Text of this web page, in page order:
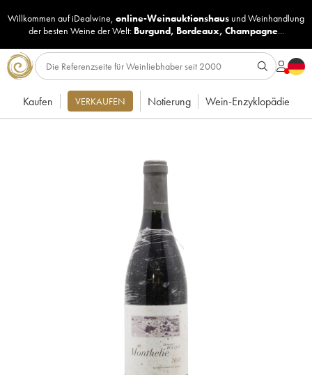
Willkommen auf iDealwine, online-Weinauktionshaus undWeinhandlung
der besten Weine der Welt: Burgund, Bordeaux, Champagne...
Kaufen VERKAUFEN Notierung Wein-Enzyklopädie